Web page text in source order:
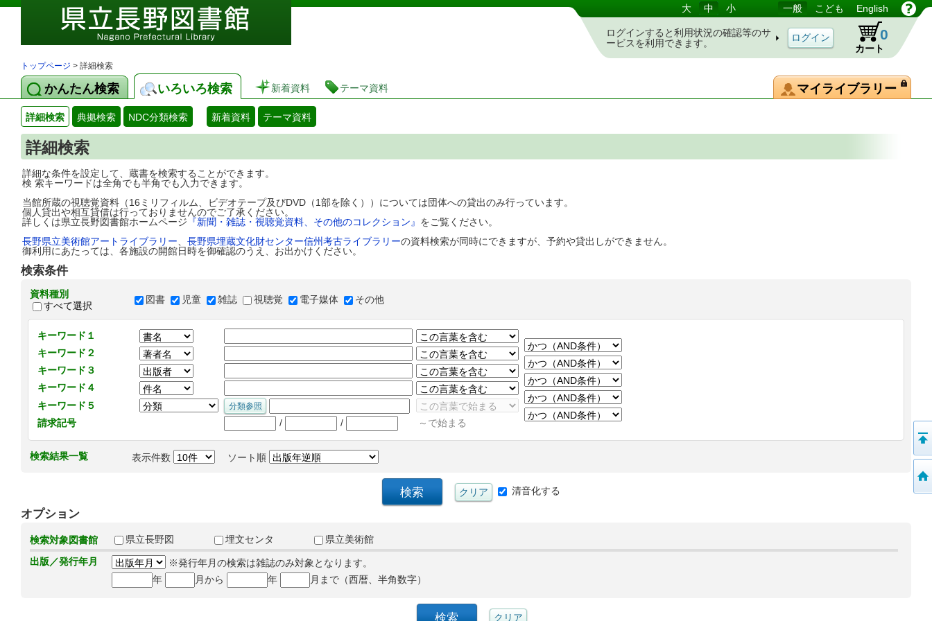
図書館 蔵書検索・予約システム 大 中 小 一般 こども English
ログインすると利用状況の確認等のサ
ービスを利用できます。
カート
0
トップページ > 詳細検索
かんたん検索 いろいろ検索 新着資料 テーマ資料 マイライブラリー
詳細検索 典拠検索 NDC分類検索 新着資料 テーマ資料
詳細検索
詳細な条件を設定して、蔵書を検索することができます。
検 索キーワードは全角でも半角でも入力できます。
当館所蔵の視聴覚資料（16ミリフィルム、ビデオテープ及びDVD（1部を除く））については団体への貸出のみ行っています。
個人貸出や相互貸借は行っておりませんのでご了承ください。
詳しくは県立長野図書館ホームページ 『新聞・雑誌・視聴覚資料、その他のコレクション』 をご覧ください。
長野県立美術館アートライブラリー
長野県埋蔵文化財センター信州考古ライブラリーの資料検索が同時にできますが、予約や貸出しができません。
御利用にあたっては、各施設の開館日時を御確認のうえ、お出かけください。
検索条件
資料種別
すべて選択
図書 児童 雑誌 視聴覚 電子媒体 その他
キーワード１
キーワード２
キーワード３
キーワード４
キーワード５
請求記号
/ / ～で始まる
検索結果一覧 表示件数 ソート順
清音化する
オプション
検索対象図書館 県立長野図 埋文センタ
県立美術館
出版／発行年月
※発行年月の検索は雑誌のみ対象となります。
年
月から 年 月まで（西暦、半角数字）